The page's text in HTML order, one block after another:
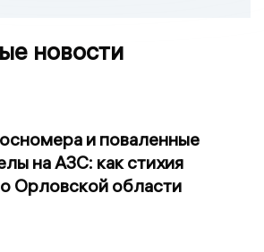
новости
и поваленные
на АЗС: как стихия
Орловской области